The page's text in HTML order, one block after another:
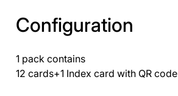
Configuration
1 pack contains
12 cards+1 Index card with QR code